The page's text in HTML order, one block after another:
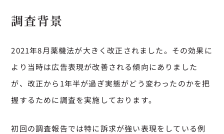
調査背景
2021年8月薬機法が大きく改正されました。その効果に
より当時は広告表現が改善される傾向にありました
が、改正から1年半が過ぎ実態がどう変わったのかを把
握するために調査を実施しております。
初回の調査報告では特に訴求が強い表現をしている例